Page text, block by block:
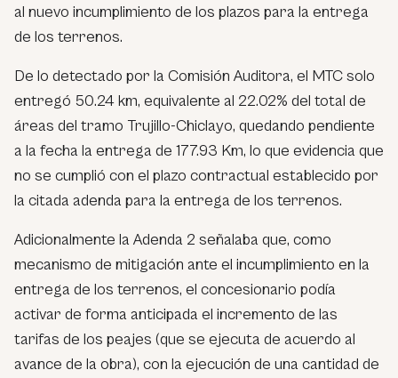
al nuevo incumplimiento de los plazos para la entrega
de los terrenos.
De lo detectado por la Comisión Auditora, el MTC solo
entregó 50.24 km, equivalente al 22.02% del total de
áreas del tramo Trujillo-Chiclayo, quedando pendiente
a la fecha la entrega de 177.93 Km, lo que evidencia que
no se cumplió con el plazo contractual establecido por
la citada adenda para la entrega de los terrenos.
Adicionalmente la Adenda 2 señalaba que, como
mecanismo de mitigación ante el incumplimiento en la
entrega de los terrenos, el concesionario podía
activar de forma anticipada el incremento de las
tarifas de los peajes (que se ejecuta de acuerdo al
avance de la obra), con la ejecución de una cantidad de